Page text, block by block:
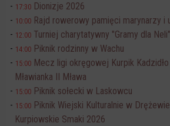
17:30 Dionizje 2026
10:00 Rajd rowerowy pamięci marynarzy i
12:00 Turniej charytatywny "Gramy dla Neli"
14:00 Piknik rodzinny w Wachu
15:00 Mecz ligi okręgowej Kurpik
Mławianka II Mława
15:00 Piknik sołecki w Laskowcu
15:00 Piknik Wiejski Kulturalnie w
Kurpiowskie Smaki 2026